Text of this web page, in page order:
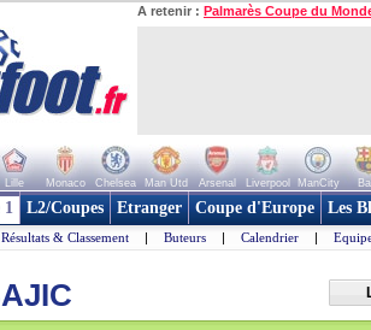
A retenir : Palmarès Coupe du
Lille Monaco Chelsea Man Utd Arsenal Liverpool ManCity
1 L2/Coupes Etranger Coupe d'Europe Les
Résultats & Classement | Buteurs | Calendrier |